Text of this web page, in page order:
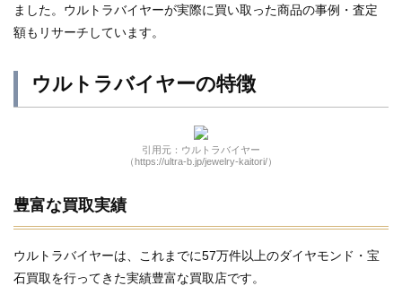
ウルトラバイヤーの店舗情報
ました。ウルトラバイヤーが実際に買い取った商品の事例・査定
額もリサーチしています。
ウルトラバイヤーの特徴
引用元：ウルトラバイヤー
（https://ultra-b.jp/jewelry-kaitori/）
豊富な買取実績
ウルトラバイヤーは、これまでに57万件以上のダイヤモンド・宝
石買取を行ってきた実績豊富な買取店です。